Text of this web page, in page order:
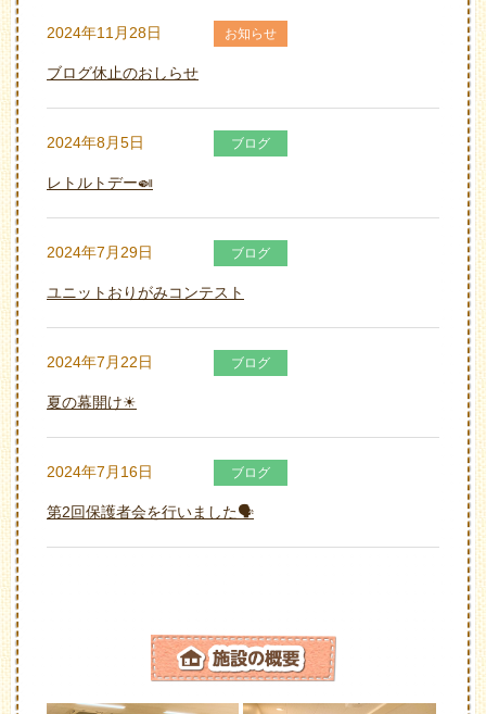
2024年11月28日 お知らせ
ブログ休止のおしらせ
2024年8月5日 ブログ
レトルトデー🍛
2024年7月29日 ブログ
ユニットおりがみコンテスト
2024年7月22日 ブログ
夏の幕開け☀
2024年7月16日 ブログ
第2回保護者会を行いました🗣